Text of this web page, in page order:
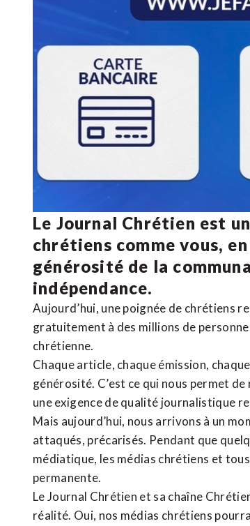
Le Journal Chrétien est
chrétiens comme vous,
générosité de la
indépendance.
Aujourd’hui, une poignée de chrétiens
gratuitement à des millions de
chrétienne.
Chaque article, chaque émission,
générosité. C’est ce qui nous permet
une exigence de qualité journalistique
Mais aujourd’hui, nous arrivons à un
attaqués, précarisés. Pendant que
médiatique, les médias chrétiens et
permanente.
Le Journal Chrétien et sa chaîne
réalité. Oui, nos médias chrétiens